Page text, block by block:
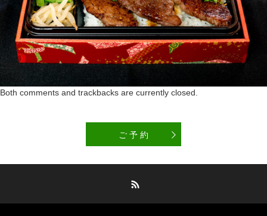
Both comments and trackbacks are currently closed.
ご 予 約